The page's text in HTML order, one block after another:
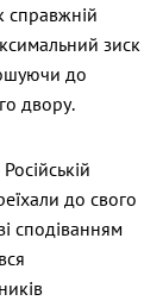
справжній
зиск
до
двору.
до свого
сподіванням